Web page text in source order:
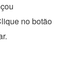
no botão